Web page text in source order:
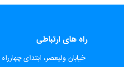
راه های ارتباطی
​خیابان ولیعصر، ابتدای